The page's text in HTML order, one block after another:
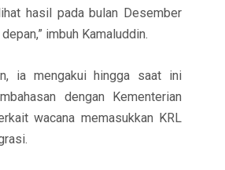
hasil pada bulan Desember
imbuh Kamaluddin.
ia mengakui hingga saat ini
dengan Kementerian
wacana memasukkan KRL